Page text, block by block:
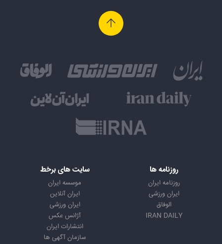
روزنامه ها
روزنامه ایران
ایران ورزشی
الوفاق
IRAN DAILY
سایت های برخط
موسسه ایران
ایران آنلاین
ایران ورزشی
آژانس عکس
انتشارات ایران
سازمان آگهی ها